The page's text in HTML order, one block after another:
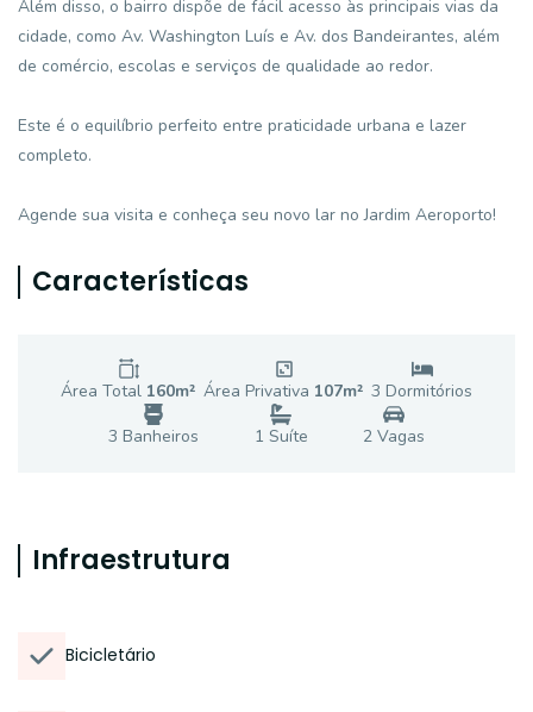
Além disso, o bairro dispõe de fácil acesso às principais vias da
cidade, como Av. Washington Luís e Av. dos Bandeirantes, além
de comércio, escolas e serviços de qualidade ao redor.
Este é o equilíbrio perfeito entre praticidade urbana e lazer
completo.
Agende sua visita e conheça seu novo lar no Jardim Aeroporto!
Características
Área Total 160m² Área Privativa 107m² 3 Dormitórios
3 Banheiros 1 Suíte 2Vagas
Infraestrutura
Bicicletário